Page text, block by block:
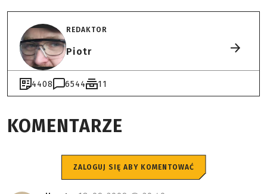
REDAKTOR
Piotr
4408 6544 11
KOMENTARZE
ZALOGUJ SIĘ ABY KOMENTOWAĆ